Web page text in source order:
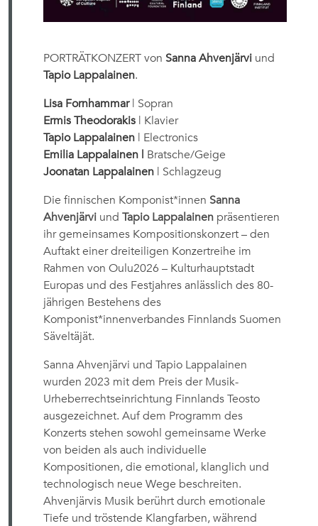
PORTRÄTKONZERT von Sanna Ahvenjärvi und
Tapio Lappalainen.
Lisa Fornhammar| Sopran
Ermis Theodorakis | Klavier
Tapio Lappalainen | Electronics
Emilia Lappalainen | Bratsche/Geige
Joonatan Lappalainen | Schlagzeug
Die finnischen Komponist*innen Sanna
Ahvenjärvi und Tapio Lappalainen präsentieren
ihr gemeinsames Kompositionskonzert – den
Auftakt einer dreiteiligen Konzertreihe im
Rahmen von Oulu2026 – Kulturhauptstadt
Europas und des Festjahres anlässlich des 80-
jährigen Bestehens des
Komponist*innenverbandes Finnlands Suomen
Säveltäjät.
Sanna Ahvenjärvi und Tapio Lappalainen
wurden 2023 mit dem Preis der Musik-
Urheberrechtseinrichtung Finnlands Teosto
ausgezeichnet. Auf dem Programm des
Konzerts stehen sowohl gemeinsame Werke
von beiden als auch individuelle
Kompositionen, die emotional, klanglich und
technologisch neue Wege beschreiten.
Ahvenjärvis Musik berührt durch emotionale
Tiefe und tröstende Klangfarben, während